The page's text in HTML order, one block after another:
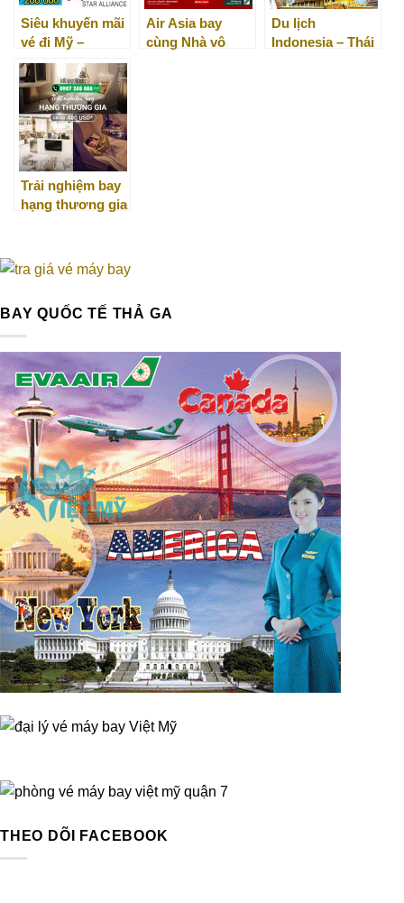
Siêu khuyến mãi
vé đi Mỹ –
Canada từ ANA
và United
Air Asia bay
cùng Nhà vô
Du lịch
Indonesia – Thái
Trải nghiệm bay
hạng thương gia
BAY QUỐC TẾ THẢ GA
THEO DÕI FACEBOOK